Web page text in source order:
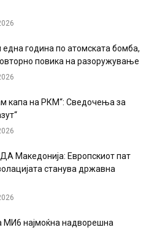
година по атомската бомба,
повика на разоружување
капа на РКМ“: Сведочења за
Македонија: Европскиот пат
станува државна
МИ6 најмоќна надворешна